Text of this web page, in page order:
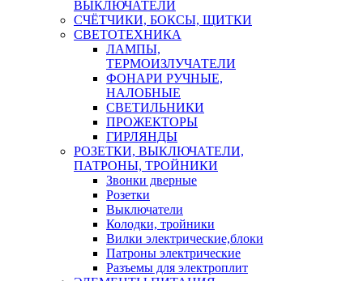
ВЫКЛЮЧАТЕЛИ
СЧЁТЧИКИ, БОКСЫ, ЩИТКИ
СВЕТОТЕХНИКА
ЛАМПЫ,
ТЕРМОИЗЛУЧАТЕЛИ
ФОНАРИ РУЧНЫЕ,
НАЛОБНЫЕ
СВЕТИЛЬНИКИ
ПРОЖЕКТОРЫ
ГИРЛЯНДЫ
РОЗЕТКИ, ВЫКЛЮЧАТЕЛИ,
ПАТРОНЫ, ТРОЙНИКИ
Звонки дверные
Розетки
Выключатели
Колодки, тройники
Вилки электрические,блоки
Патроны электрические
Разъемы для электроплит